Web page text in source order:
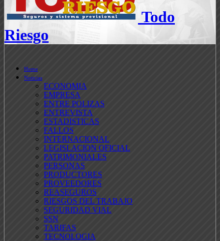
Todo
Riesgo
Home
Noticias
ECONOMIA
EMPRESA
ENTRE POLIZAS
ENTREVISTA
ESTADISTICAS
FALLOS
INTERNACIONAL
LEGISLACION OFICIAL
PATRIMONIALES
PERSONAS
PRODUCTORES
PROVEEDORES
REASEGUROS
RIESGOS DEL TRABAJO
SEGURIDAD VIAL
SSN
TARIFAS
TECNOLOGIA